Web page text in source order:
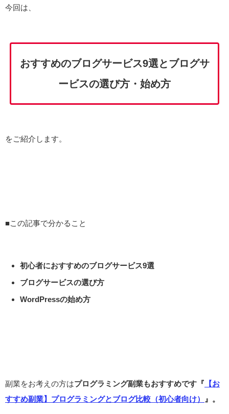
今回は、
おすすめのブログサービス9選とブログサ
ービスの選び方・始め方
をご紹介します。
■この記事で分かること
初心者におすすめのブログサービス9選
ブログサービスの選び方
WordPressの始め方
副業をお考えの方はプログラミング副業もおすすめです『 【お
すすめ副業】プログラミングとブログ比較（初心者向け）
』。